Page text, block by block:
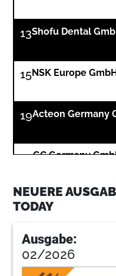
13Shofu Dental
15NSK Europe
19Acteon Germany
25GC Germany
27W&H
29Belmont Takara
NEUERE
TODAY
Ausgabe:
02/2026